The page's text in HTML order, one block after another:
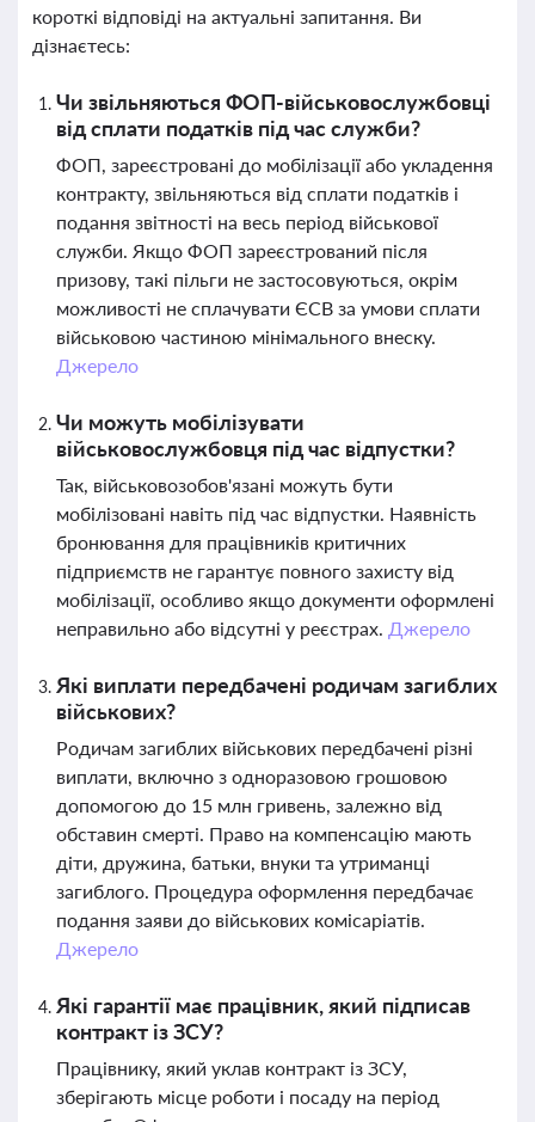
короткі відповіді на актуальні запитання. Ви
дізнаєтесь:
Чи звільняються ФОП-військовослужбовці
від сплати податків під час служби?
ФОП, зареєстровані до мобілізації або укладення
контракту, звільняються від сплати податків і
подання звітності на весь період військової
служби. Якщо ФОП зареєстрований після
призову, такі пільги не застосовуються, окрім
можливості не сплачувати ЄСВ за умови сплати
військовою частиною мінімального внеску.
Джерело
Чи можуть мобілізувати
військовослужбовця під час відпустки?
Так, військовозобов'язані можуть бути
мобілізовані навіть під час відпустки. Наявність
бронювання для працівників критичних
підприємств не гарантує повного захисту від
мобілізації, особливо якщо документи оформлені
неправильно або відсутні у реєстрах. Джерело
Які виплати передбачені родичам загиблих
військових?
Родичам загиблих військових передбачені різні
виплати, включно з одноразовою грошовою
допомогою до 15 млн гривень, залежно від
обставин смерті. Право на компенсацію мають
діти, дружина, батьки, внуки та утриманці
загиблого. Процедура оформлення передбачає
подання заяви до військових комісаріатів.
Джерело
Які гарантії має працівник, який підписав
контракт із ЗСУ?
Працівнику, який уклав контракт із ЗСУ,
зберігають місце роботи і посаду на період